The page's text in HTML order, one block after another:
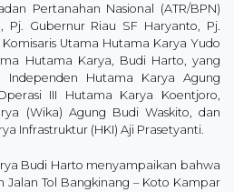
Pertanahan Nasional (ATR/BPN)
Pj. Gubernur Riau SF Haryanto, Pj.
Utama Hutama Karya Yudo
Hutama Karya, Budi Harto, yang
Independen Hutama Karya Agung
III Hutama Karya Koentjoro,
(Wika) Agung Budi Waskito, dan
Infrastruktur (HKI) Aji Prasetyanti.
Budi Harto menyampaikan bahwa
Jalan Tol Bangkinang – Koto Kampar